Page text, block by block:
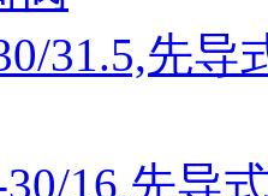
31.5,先导